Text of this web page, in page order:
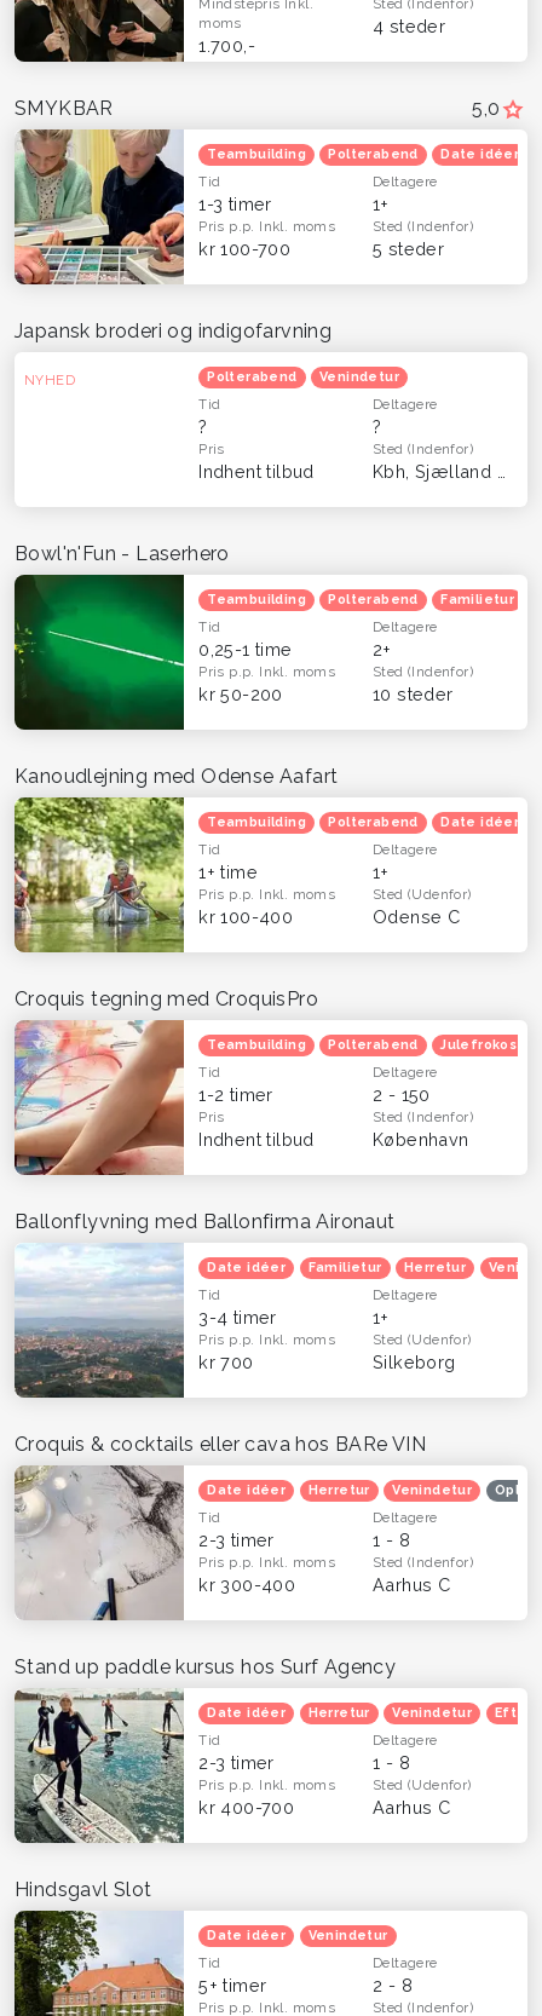
moms
1.700,-
4 steder
5,0
SMYKBAR
Teambuilding Polterabend Date idéer
Tid
1-3 timer
Deltagere
1+
Pris p.p. Inkl. moms
kr 100-700
Sted(Indenfor)
5 steder
NYHED
Japansk broderi og indigofarvning
Polterabend Venindetur
Tid
?
Deltagere
?
Pris
Indhent tilbud
Sted(Indenfor)
Bowl'n'Fun - Laserhero
Teambuilding Polterabend Familietur
Tid
0,25-1 time
Deltagere
2+
Pris p.p. Inkl. moms
kr 50-200
Sted(Indenfor)
10 steder
Kanoudlejning med Odense Aafart
Teambuilding Polterabend Date idéer
Tid
1+ time
Deltagere
1+
Pris p.p. Inkl. moms
kr 100-400
Sted(Udenfor)
Odense C
Croquis tegning med CroquisPro
Teambuilding Polterabend Julefrokost
Tid
1-2 timer
Deltagere
2 - 150
Pris
Indhent tilbud
Sted(Indenfor)
København
Ballonflyvning med Ballonfirma Aironaut
Date idéer Familietur Herretur
Tid
3-4 timer
Deltagere
1+
Pris p.p. Inkl. moms
kr 700
Sted(Udenfor)
Silkeborg
Croquis & cocktails eller cava hos BARe VIN
Date idéer Herretur Venindetur
Tid
2-3 timer
Deltagere
1 - 8
Pris p.p. Inkl. moms
kr 300-400
Sted(Indenfor)
Aarhus C
Stand up paddle kursus hos Surf Agency
Date idéer Herretur Venindetur
Tid
2-3 timer
Deltagere
1 - 8
Pris p.p. Inkl. moms
kr 400-700
Sted(Udenfor)
Aarhus C
Hindsgavl Slot
Date idéer Venindetur
Tid
5+ timer
Deltagere
2 - 8
Pris p.p. Inkl. moms Sted(Indenfor)